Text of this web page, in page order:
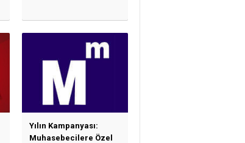
Yılın Kampanyası:
Muhasebecilere Özel